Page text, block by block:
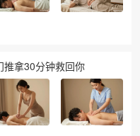
推拿30分钟救回你